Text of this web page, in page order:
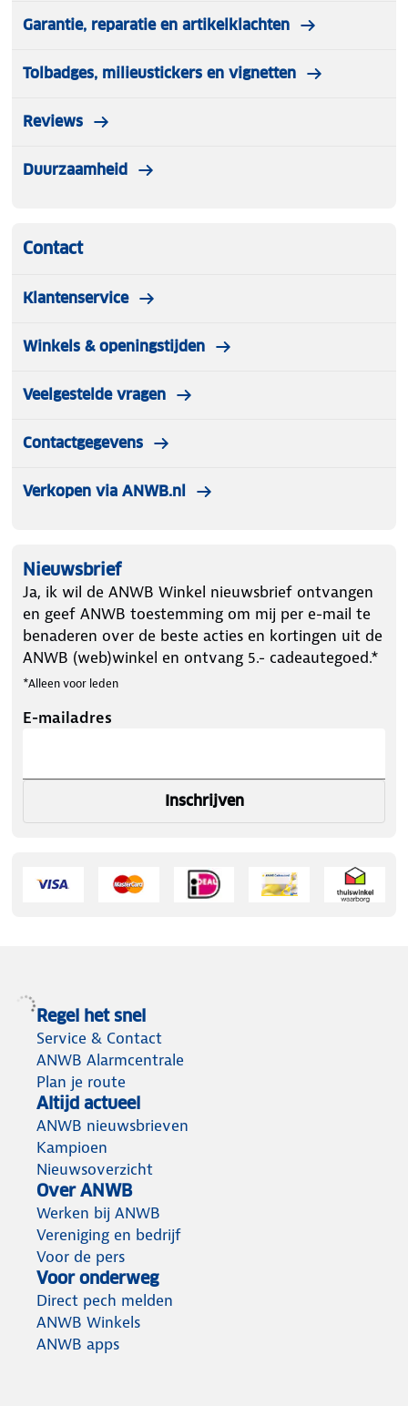
Garantie, reparatie en artikelklachten
Tolbadges, milieustickers en vignetten
Reviews
Duurzaamheid
Contact
Klantenservice
Winkels & openingstijden
Veelgestelde vragen
Contactgegevens
Verkopen via ANWB.nl
Nieuwsbrief
Ja, ik wil de ANWB Winkel nieuwsbrief ontvangen
en geef ANWB toestemming om mij per e-mail te
benaderen over de beste acties en kortingen uit de
ANWB (web)winkel en ontvang 5.- cadeautegoed.*
*Alleen voor leden
E-mailadres
Inschrijven
Regel het snel
Service & Contact
ANWB Alarmcentrale
Plan je route
Altijd actueel
ANWB nieuwsbrieven
Kampioen
Nieuwsoverzicht
Over ANWB
Werken bij ANWB
Vereniging en bedrijf
Voor de pers
Voor onderweg
Direct pech melden
ANWB Winkels
ANWB apps